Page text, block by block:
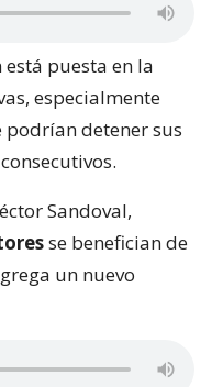
puesta en la
especialmente
detener sus
Sandoval,
se benefician de
un nuevo